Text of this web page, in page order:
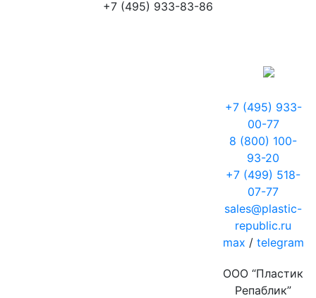
+7 (495) 933-83-86
+7 (495) 933-
00-77
8 (800) 100-
93-20
+7 (499) 518-
07-77
sales@plastic-
republic.ru
max / telegram
ООО “Пластик
Репаблик”